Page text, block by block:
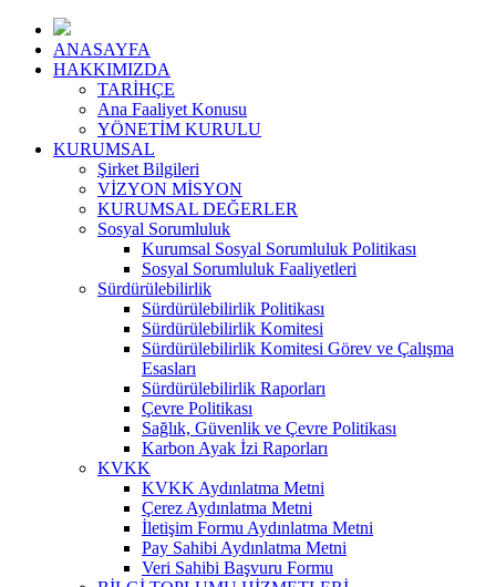
ANASAYFA
HAKKIMIZDA
TARİHÇE
Ana Faaliyet Konusu
YÖNETİM KURULU
KURUMSAL
Şirket Bilgileri
VİZYON MİSYON
KURUMSAL DEĞERLER
Sosyal Sorumluluk
Kurumsal Sosyal Sorumluluk Politikası
Sosyal Sorumluluk Faaliyetleri
Sürdürülebilirlik
Sürdürülebilirlik Politikası
Sürdürülebilirlik Komitesi
Sürdürülebilirlik Komitesi Görev ve Çalışma
Esasları
Sürdürülebilirlik Raporları
Çevre Politikası
Sağlık, Güvenlik ve Çevre Politikası
Karbon Ayak İzi Raporları
KVKK
KVKK Aydınlatma Metni
Çerez Aydınlatma Metni
İletişim Formu Aydınlatma Metni
Pay Sahibi Aydınlatma Metni
Veri Sahibi Başvuru Formu